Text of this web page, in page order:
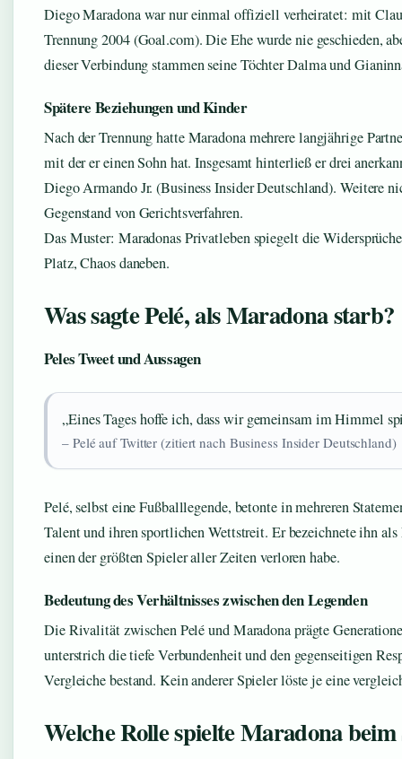
Diego Maradona war nur einmal offiziell verheiratet: mit
Trennung 2004 (Goal.com). Die Ehe wurde nie geschieden,
dieser Verbindung stammen seine Töchter Dalma und
Spätere Beziehungen und Kinder
Nach der Trennung hatte Maradona mehrere langjährige
mit der er einen Sohn hat. Insgesamt hinterließ er drei
Diego Armando Jr. (Business Insider Deutschland). Weitere
Gegenstand von Gerichtsverfahren.
Das Muster: Maradonas Privatleben spiegelt die
Platz, Chaos daneben.
Was sagte Pelé, als Maradona starb?
Peles Tweet und Aussagen
„Eines Tages hoffe ich, dass wir gemeinsam im Himmel
– Pelé auf Twitter (zitiert nach Business Insider Deutschland)
Pelé, selbst eine Fußballlegende, betonte in mehreren
Talent und ihren sportlichen Wettstreit. Er bezeichnete ihn als
einen der größten Spieler aller Zeiten verloren habe.
Bedeutung des Verhältnisses zwischen den Legenden
Die Rivalität zwischen Pelé und Maradona prägte
unterstrich die tiefe Verbundenheit und den gegenseitigen
Vergleiche bestand. Kein anderer Spieler löste je eine
Welche Rolle spielte Maradona beim